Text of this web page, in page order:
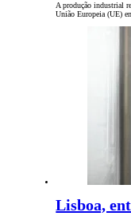
A produção industrial
União Europeia (UE)
Lisboa,